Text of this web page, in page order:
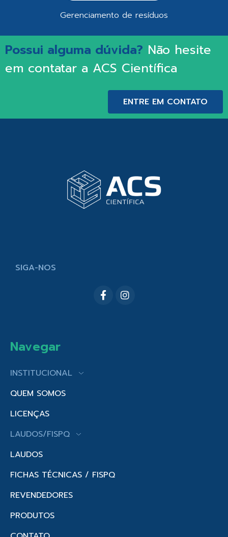
Gerenciamento de resíduos
Possui alguma dúvida? Não hesite
em contatar a ACS Científica
ENTRE EM CONTATO
SIGA-NOS
Navegar
INSTITUCIONAL
QUEM SOMOS
LICENÇAS
LAUDOS/FISPQ
LAUDOS
FICHAS TÉCNICAS / FISPQ
REVENDEDORES
PRODUTOS